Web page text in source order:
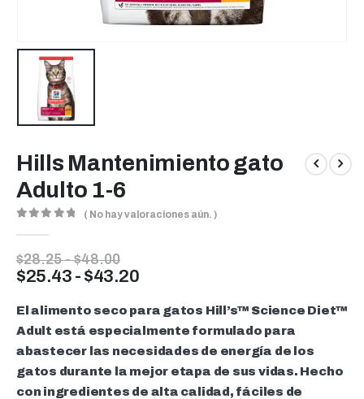
Hills Mantenimiento gato
Adulto 1-6
( No hay valoraciones aún. )
$28.25 - $48.00Rango
de
precios:
$28.25
hasta
$25.43 - $43.20Rango
precios:
desde
$25.43
hasta
$43.20
El alimento seco para gatos Hill’s™ Science Diet™
Adult está especialmente formulado para
abastecer las necesidades de energía de los
gatos durante la mejor etapa de sus vidas. Hecho
con ingredientes de alta calidad, fáciles de